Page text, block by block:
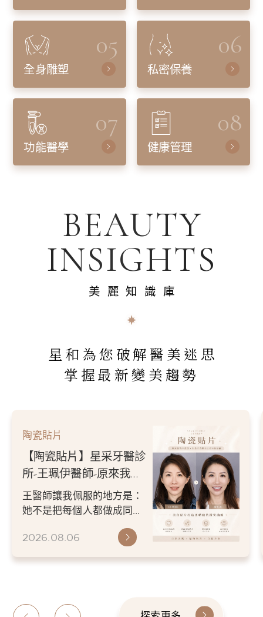
05
全身雕塑
06
私密保養
07
功能醫學
08
健康管理
BEAUTY
INSIGHTS
美麗知識庫
星和為您破解醫美迷思
掌握最新變美趨勢
陶瓷貼片
【陶瓷貼片】星采牙醫診
所-王珮伊醫師-原來我的
不愛笑，只是不喜歡自己
原本的牙齒
王醫師讓我佩服的地方是：
她不是把每個人都做成同一
更適合自己的樣子。 現...
2026.08.06